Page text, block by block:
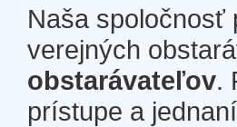
Naša spoločnosť
verejných
obstarávateľov.
prístupe a